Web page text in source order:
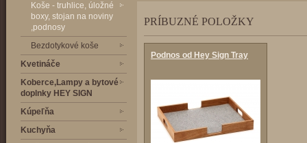
Koše - truhlice, úložné
boxy, stojan na noviny
,podnosy
Bezdotykové koše
Kvetináče
Koberce,Lampy a bytové
doplnky HEY SIGN
Kúpeľňa
Kuchyňa
PRÍBUZNÉ POLOŽKY
Podnos od Hey Sign Tray